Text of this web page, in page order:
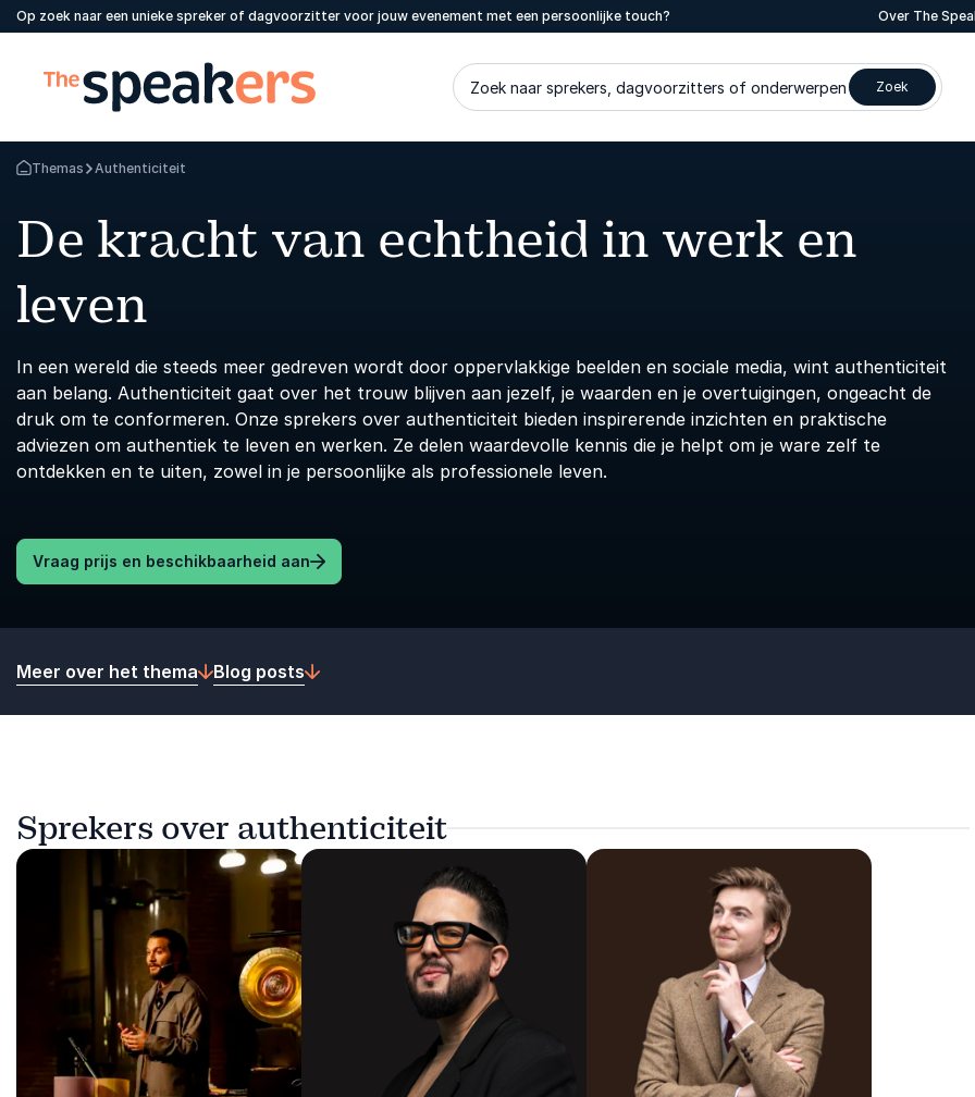
Op zoek naar een unieke spreker of dagvoorzitter voor jouw evenement met een persoonlijke touch? Over The
Zoek naar sprekers, dagvoorzitters of onderwerpen Zoek
Terug naar de startpagina
Themas Authenticiteit
De kracht van echtheid in werk en
leven
In een wereld die steeds meer gedreven wordt door oppervlakkige beelden en sociale media, wint authenticiteit
aan belang. Authenticiteit gaat over het trouw blijven aan jezelf, je waarden en je overtuigingen, ongeacht de
druk om te conformeren. Onze sprekers over authenticiteit bieden inspirerende inzichten en praktische
adviezen om authentiek te leven en werken. Ze delen waardevolle kennis die je helpt om je ware zelf te
ontdekken en te uiten, zowel in je persoonlijke als professionele leven.
Vraag prijs en beschikbaarheid aan
Meer over het thema Blog posts
Sprekers over authenticiteit